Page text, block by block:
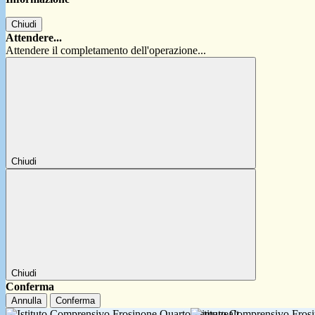
Chiudi
Attendere...
Attendere il completamento dell'operazione...
Chiudi
Chiudi
Conferma
Annulla Conferma